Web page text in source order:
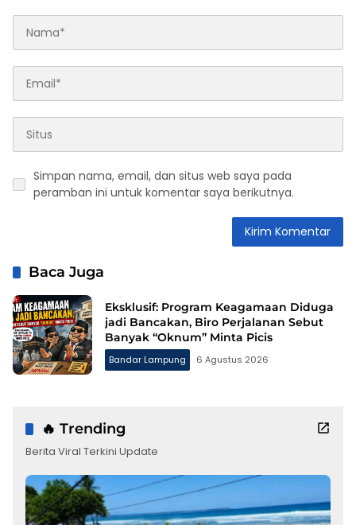
Simpan nama, email, dan situs web saya pada
peramban ini untuk komentar saya berikutnya.
Baca Juga
Eksklusif: Program Keagamaan Diduga
jadi Bancakan, Biro Perjalanan Sebut
Banyak “Oknum” Minta Picis
Bandar Lampung 6 Agustus 2026
🔥 Trending
Berita Viral Terkini Update